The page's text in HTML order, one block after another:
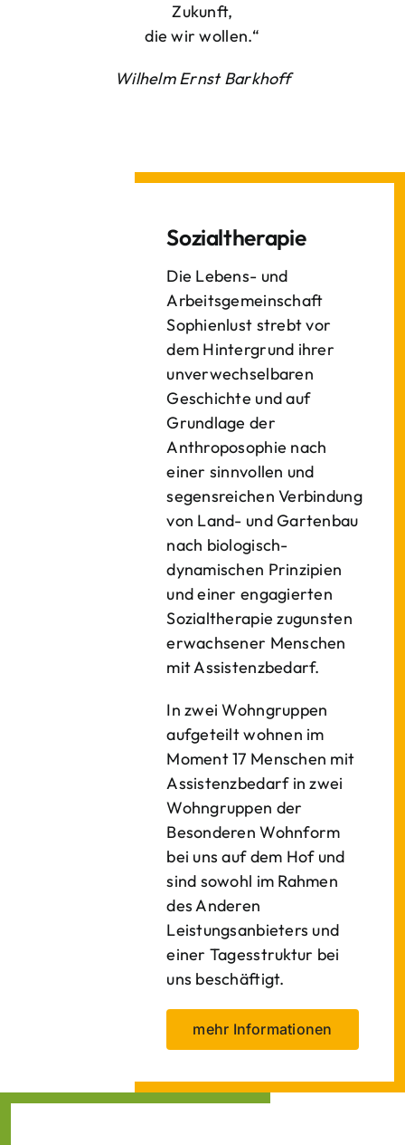
Zukunft,
die wir wollen.“
Wilhelm Ernst Barkhoff
Sozialtherapie
Die Lebens- und
Arbeitsgemeinschaft
Sophienlust strebt vor
dem Hintergrund ihrer
unverwechselbaren
Geschichte und auf
Grundlage der
Anthroposophie nach
einer sinnvollen und
segensreichen Verbindung
von Land- und Gartenbau
nach biologisch-
dynamischen Prinzipien
und einer engagierten
Sozialtherapie zugunsten
erwachsener Menschen
mit Assistenzbedarf.
In zwei Wohngruppen
aufgeteilt wohnen im
Moment 17 Menschen mit
Assistenzbedarf in zwei
Wohngruppen der
Besonderen Wohnform
bei uns auf dem Hof und
sind sowohl im Rahmen
des Anderen
Leistungsanbieters und
einer Tagesstruktur bei
uns beschäftigt.
mehr Informationen